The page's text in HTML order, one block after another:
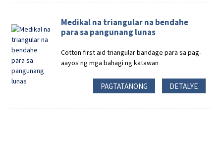
Medikal na triangular na bendahe
para sa pangunang lunas
Cotton first aid triangular bandage para sa pag-
aayos ng mga bahagi ng katawan
PAGTATANONG DETALYE